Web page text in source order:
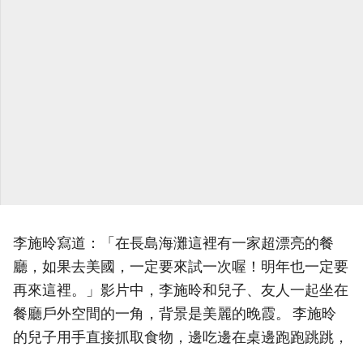
李施昤寫道：「在長島海灘這裡有一家超漂亮的餐
廳，如果去美國，一定要來試一次喔！明年也一定要
再來這裡。」影片中，李施昤和兒子、友人一起坐在
餐廳戶外空間的一角，背景是美麗的晚霞。 李施昤
的兒子用手直接抓取食物，邊吃邊在桌邊跑跑跳跳，